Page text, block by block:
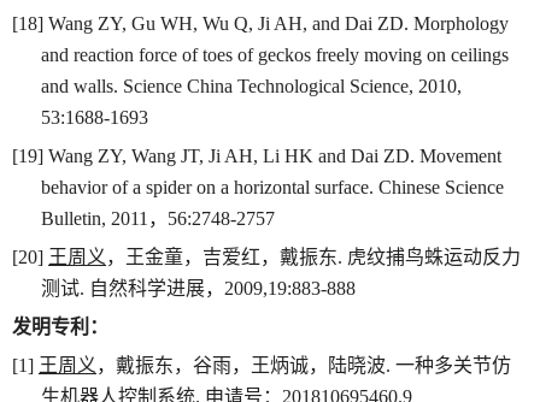
[18] Wang ZY, Gu WH, Wu Q, Ji AH, and Dai ZD. Morphology
and reaction force of toes of geckos freely moving on ceilings
and walls. Science China Technological Science, 2010,
53:1688-1693
[19] Wang ZY, Wang JT, Ji AH, Li HK and Dai ZD. Movement
behavior of a spider on a horizontal surface. Chinese Science
Bulletin, 2011 ， 56:2748-2757
[20] 王周义 ，王金童，吉爱红，戴振东. 虎纹捕鸟蛛运动反力
测试. 自然科学进展， 2009,19:883-888
发明专利：
[1] 王周义 ，戴振东，谷雨，王炳诚，陆晓波. 一种多关节仿
生机器人控制系统. 申请号： 201810695460.9